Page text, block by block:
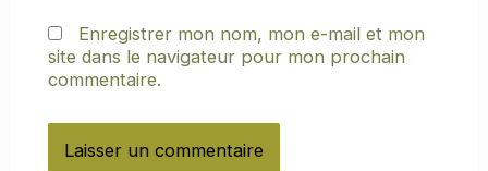
Enregistrer mon nom, mon e-mail et mon
site dans le navigateur pour mon prochain
commentaire.